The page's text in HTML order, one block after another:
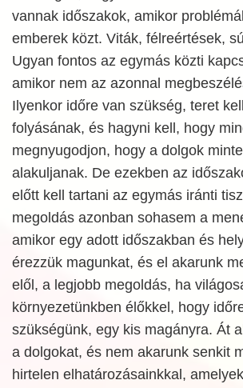
vannak időszakok, amikor
emberek közt. Viták, félreértések,
Ugyan fontos az egymás közti
amikor nem az azonnal
Ilyenkor időre van szükség, teret
folyásának, és hagyni kell, hogy
megnyugodjon, hogy a dolgok
alakuljanak. De ezekben az
előtt kell tartani az egymás iránti
megoldás azonban sohasem a
amikor egy adott időszakban és
érezzük magunkat, és el akarunk
elől, a legjobb megoldás, ha
környezetünkben élőkkel, hogy
szükségünk, egy kis magányra. Át
a dolgokat, és nem akarunk senkit
hirtelen elhatározásainkkal,